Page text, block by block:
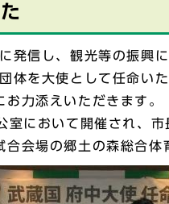
信し、観光等の振興
を大使として任命い
力添えいただきます。
において開催され、
会場の郷土の森総合体